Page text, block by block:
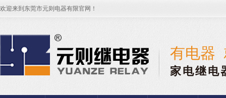
欢迎来到东莞市元则电器有限官网！
有电器
家电继电